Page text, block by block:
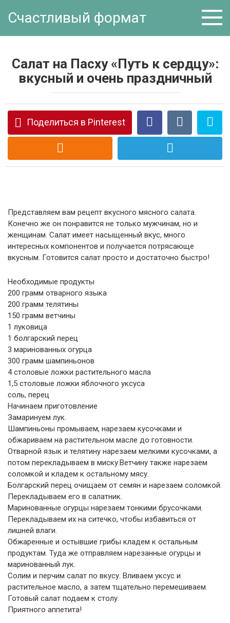
Счастливый формат
Салат на Пасху «Путь к сердцу»:
вкусный и очень праздничный
Поделиться в Pinterest
Представляем вам рецепт вкусного мясного салата.
Конечно же он понравится не только мужчинам, но и
женщинам. Салат имеет насыщенный вкус, много
интересных компонентов и получается потрясающе
вкусным. Готовится салат просто и достаточно быстро!
Необходимые продукты
200 грамм отварного языка
200 грамм телятины
150 грамм ветчины
1 луковица
1 болгарский перец
3 маринованных огурца
300 грамм шампиньонов
4 столовые ложки растительного масла
1,5 столовые ложки яблочного уксуса
соль, перец
Начинаем приготовление
Замаринуем лук.
Шампиньоны промываем, нарезаем кусочками и
обжариваем на растительном масле до готовности.
Отварной язык и телятину нарезаем мелкими кусочками, а
потом перекладываем в миску.Ветчину также нарезаем
соломкой и кладем к остальному мясу.
Болгарский перец очищаем от семян и нарезаем соломкой.
Перекладываем его в салатник.
Маринованные огурцы нарезаем тонкими брусочками.
Перекладываем их на ситечко, чтобы избавиться от
лишней влаги.
Обжаренные и остывшие грибы кладем к остальным
продуктам. Туда же отправляем нарезанные огурцы и
маринованный лук.
Солим и перчим салат по вкусу. Вливаем уксус и
растительное масло, а затем тщательно перемешиваем.
Готовый салат подаем к столу.
Приятного аппетита!